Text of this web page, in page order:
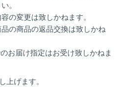
。
の変更は致しかねます。
の商品の返品交換は致しかね
お届け指定はお受け致しかねま
上げます。